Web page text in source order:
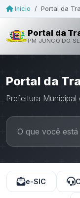
Início / Portal da
Portal da
PM JUNCO DO
Portal da
Prefeitura
e-SIC